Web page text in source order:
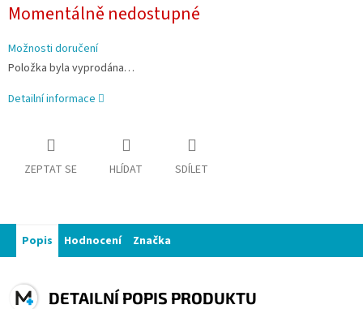
cena:
Momentálně nedostupné
Možnosti doručení
Položka byla vyprodána…
Detailní informace
ZEPTAT SE HLÍDAT SDÍLET
Popis Hodnocení Značka
DETAILNÍ POPIS PRODUKTU